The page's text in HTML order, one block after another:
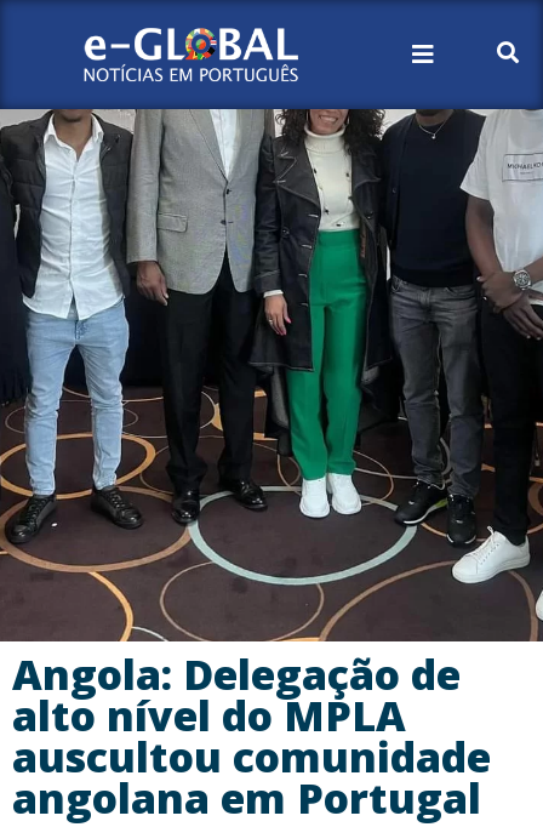
Angola: Delegação de
alto nível do MPLA
auscultou comunidade
angolana em Portugal